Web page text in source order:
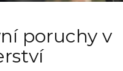
poruchy v